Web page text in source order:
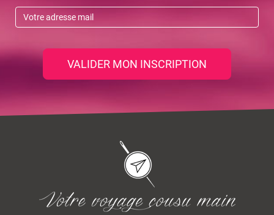
VALIDER MON INSCRIPTION